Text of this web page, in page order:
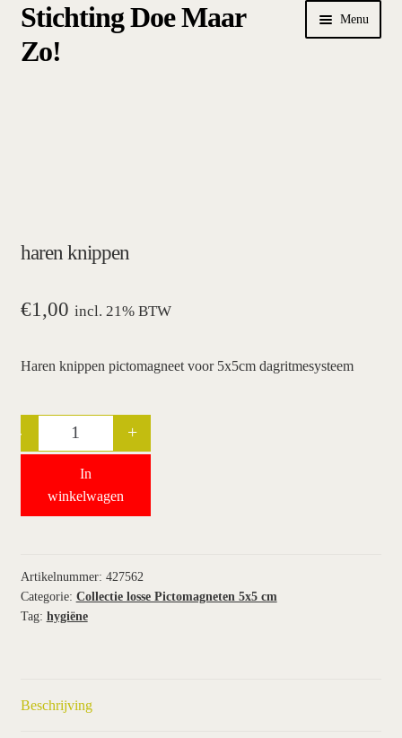
Ga
naar
Ga
de
Stichting Doe Maar
Zo!
Menu
bestellen
hoe werkt een plansysteem
wie wij zijn / contact
winkel
haren knippen
€1,00 incl. 21% BTW
Haren knippen pictomagneet voor 5x5cm dagritmesysteem
Quantity
- +
In
winkelwagen
Artikelnummer: 427562
Categorie: Collectie losse Pictomagneten 5x5 cm
Tag: hygiëne
Beschrijving